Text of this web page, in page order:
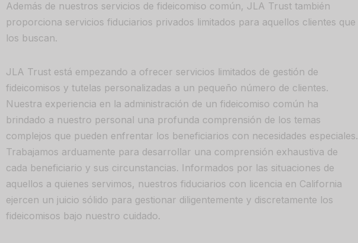
Además de nuestros servicios de fideicomiso común, JLA Trust también
proporciona servicios fiduciarios privados limitados para aquellos clientes que
los buscan.
JLA Trust está empezando a ofrecer servicios limitados de gestión de
fideicomisos y tutelas personalizadas a un pequeño número de clientes.
Nuestra experiencia en la administración de un fideicomiso común ha
brindado a nuestro personal una profunda comprensión de los temas
complejos que pueden enfrentar los beneficiarios con necesidades especiales.
Trabajamos arduamente para desarrollar una comprensión exhaustiva de
cada beneficiario y sus circunstancias. Informados por las situaciones de
aquellos a quienes servimos, nuestros fiduciarios con licencia en California
ejercen un juicio sólido para gestionar diligentemente y discretamente los
fideicomisos bajo nuestro cuidado.